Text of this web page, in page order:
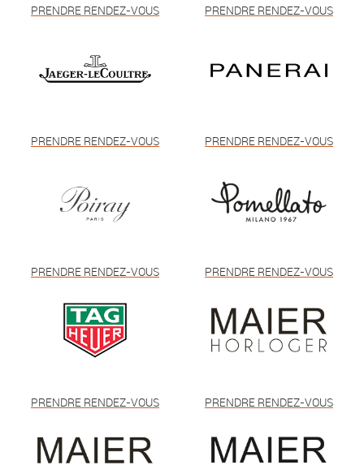
PRENDRE RENDEZ-VOUS PRENDRE RENDEZ-VOUS
PRENDRE RENDEZ-VOUS PRENDRE RENDEZ-VOUS
PRENDRE RENDEZ-VOUS PRENDRE RENDEZ-VOUS
PRENDRE RENDEZ-VOUS PRENDRE RENDEZ-VOUS